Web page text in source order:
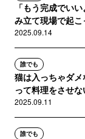
「もう完成でい
み立て現場で起
2025.09.14
誰でも
猫は入っちゃダ
って料理をさせ
2025.09.11
誰でも